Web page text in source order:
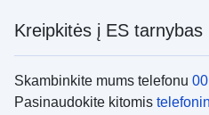
Kreipkitės į ES tarnybas
Skambinkite mums telefonu
Pasinaudokite kitomis